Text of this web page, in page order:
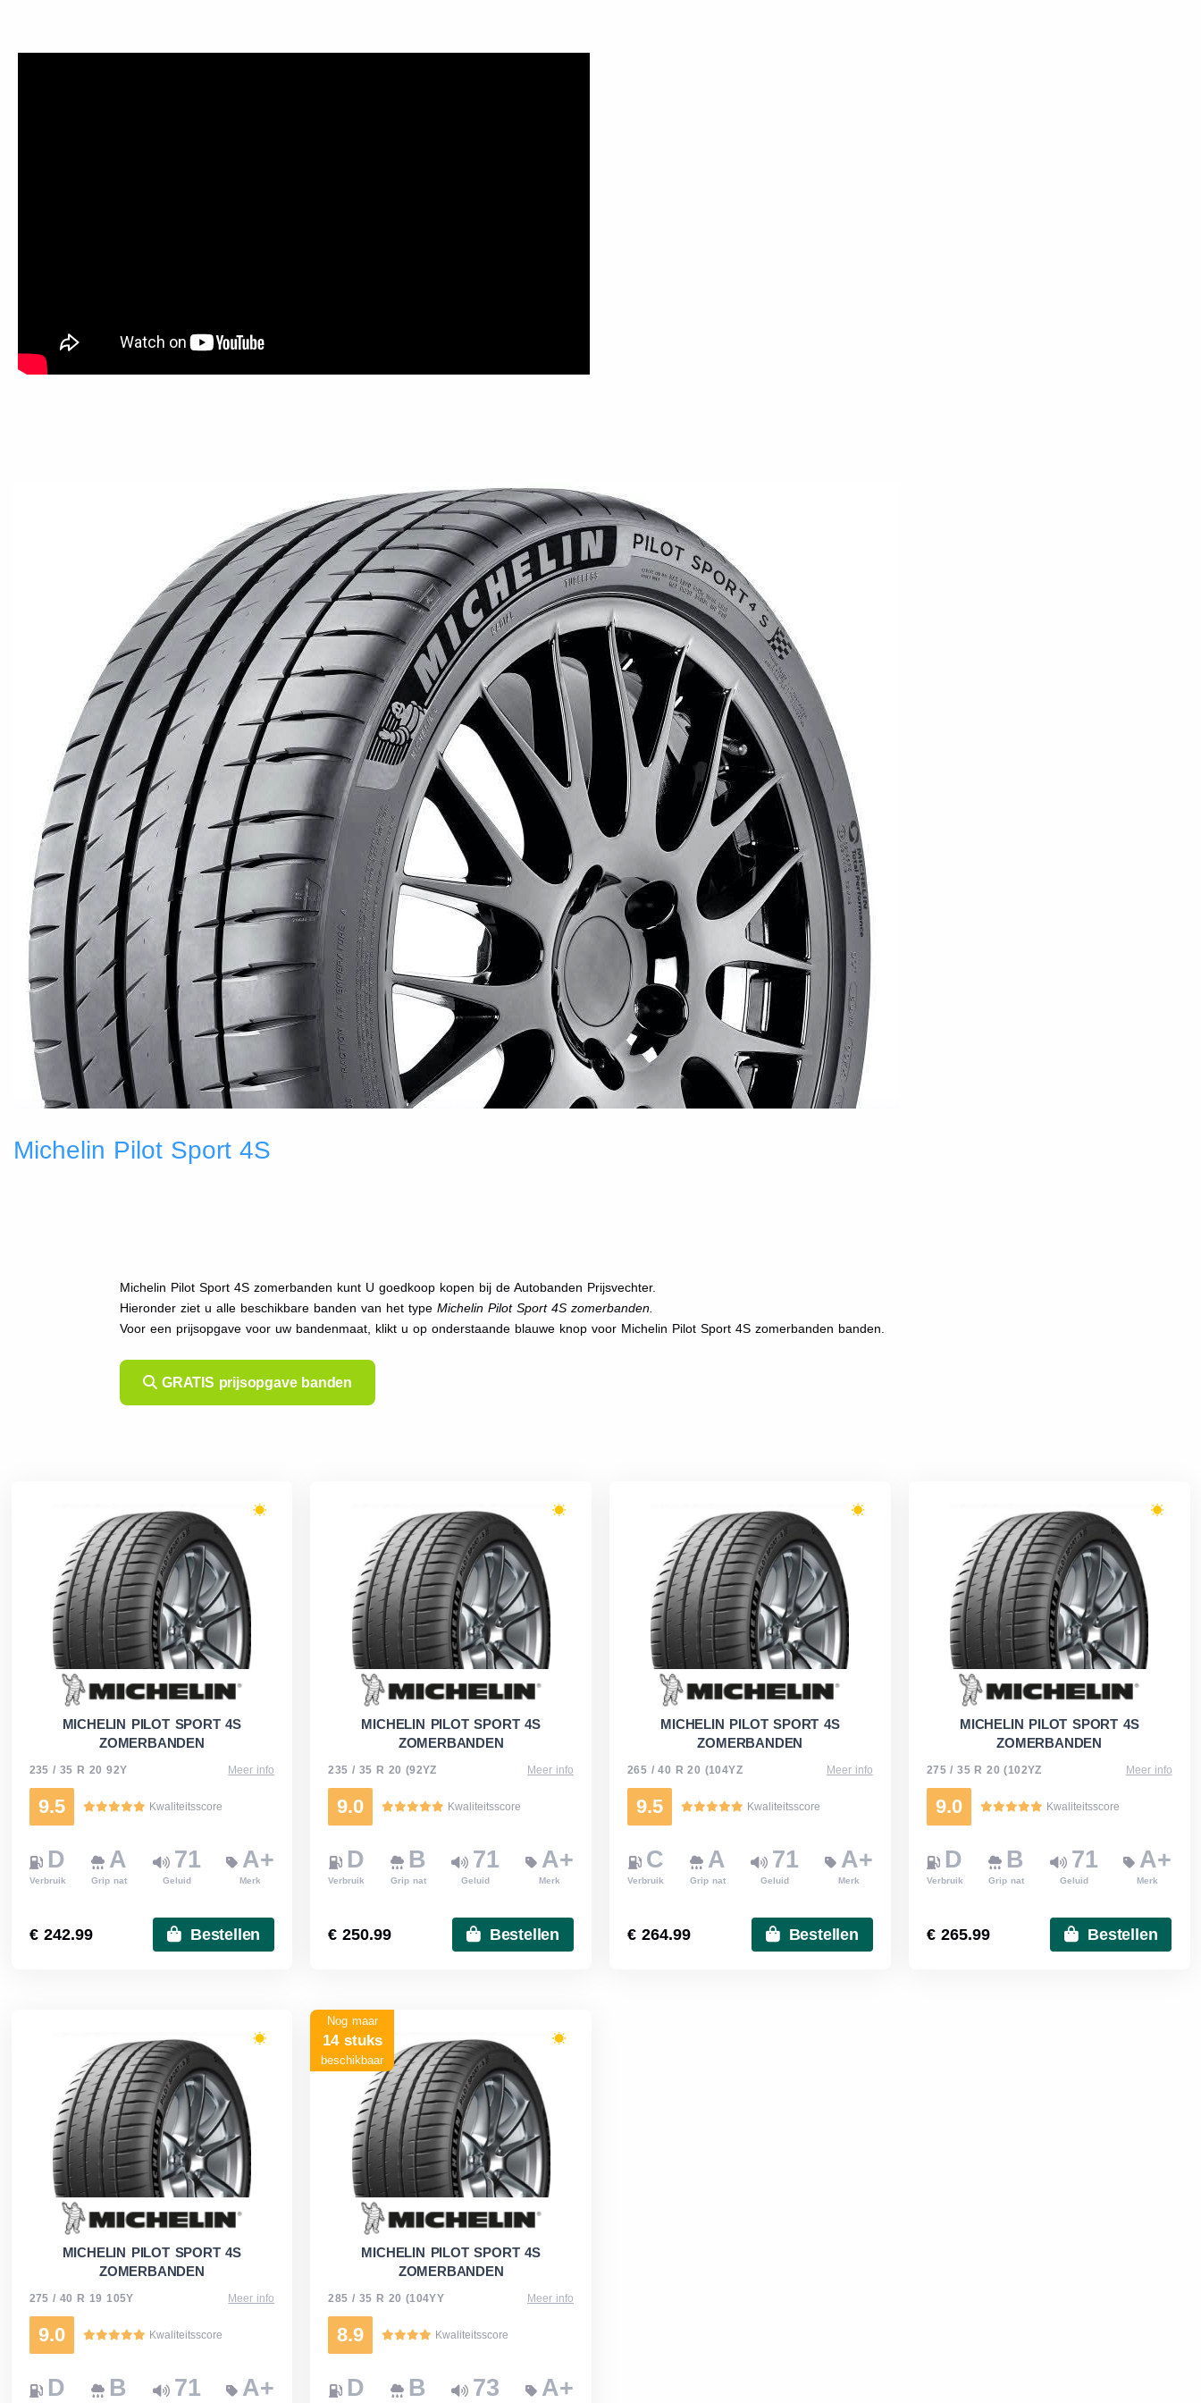
Michelin Pilot Sport 4S
Michelin Pilot Sport 4S zomerbanden kunt U goedkoop kopen bij de Autobanden Prijsvechter.
Hieronder ziet u alle beschikbare banden van het typeMichelin Pilot Sport 4S zomerbanden.
Voor een prijsopgave voor uw bandenmaat, klikt u op onderstaande blauwe knop voor Michelin Pilot Sport 4S zomerbanden banden.
GRATIS prijsopgave banden
MICHELIN PILOT SPORT 4S
ZOMERBANDEN
235 / 35 R 20 92Y Meer info
9.5 Kwaliteitsscore
D
Verbruik
A
Grip nat
71
Geluid
A+
Merk
€ 242.99 Bestellen
MICHELIN PILOT SPORT 4S
ZOMERBANDEN
235 / 35 R 20 (92YZ Meer info
9.0 Kwaliteitsscore
D
Verbruik
B
Grip nat
71
Geluid
A+
Merk
€ 250.99 Bestellen
MICHELIN PILOT SPORT 4S
ZOMERBANDEN
265 / 40 R 20 (104YZ Meer info
9.5 Kwaliteitsscore
C
Verbruik
A
Grip nat
71
Geluid
A+
Merk
€ 264.99 Bestellen
MICHELIN PILOT SPORT 4S
ZOMERBANDEN
275 / 35 R 20 (102YZ Meer info
9.0 Kwaliteitsscore
D
Verbruik
B
Grip nat
71
Geluid
A+
Merk
€ 265.99 Bestellen
MICHELIN PILOT SPORT 4S
ZOMERBANDEN
275 / 40 R 19 105Y Meer info
9.0 Kwaliteitsscore
D B 71 A+
Nog maar
14 stuks
beschikbaar
MICHELIN PILOT SPORT 4S
ZOMERBANDEN
285 / 35 R 20 (104YY Meer info
8.9 Kwaliteitsscore
D B 73 A+